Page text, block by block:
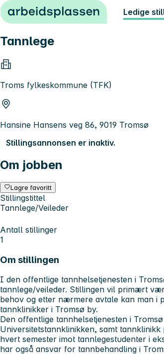
Hopp til innhold Ledige
Tannlege
Troms fylkeskommune (TFK)
Hansine Hansens veg 86, 9019 Tromsø
Stillingsannonsen er inaktiv.
Om jobben
Lagre favoritt
Stillingstittel
Tannlege/Veileder
Antall stillinger
1
Om stillingen
I den offentlige tannhelsetjenesten i
tannlege/veileder. Stillingen vil primært
behov og etter nærmere avtale kan man i
tannklinikker i Tromsø by.
Den offentlige tannhelsetjenesten i
Universitetstannklinikken, samt
hvert semester imot tannlegestudenter i
har også ansvar for tannbehandling i